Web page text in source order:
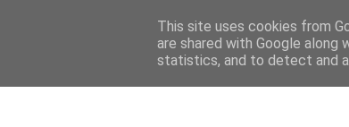
This site uses cookies from
are shared with Google
statistics, and to detect and